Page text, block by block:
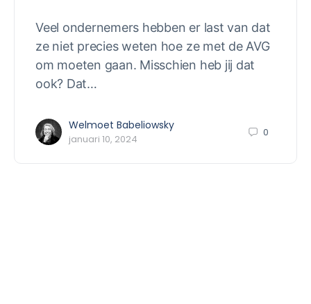
Veel ondernemers hebben er last van dat
ze niet precies weten hoe ze met de AVG
om moeten gaan. Misschien heb jij dat
ook? Dat…
Welmoet Babeliowsky
januari 10, 2024
0